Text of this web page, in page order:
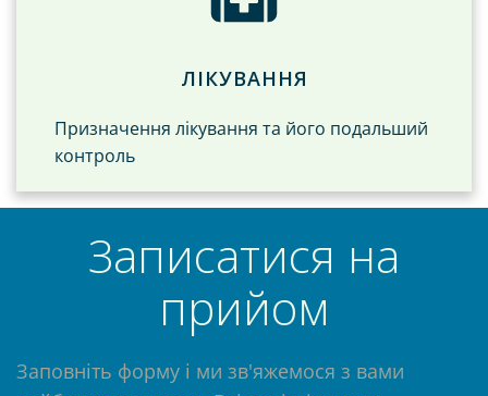
ЛІКУВАННЯ
Призначення лікування та його подальший
контроль
Записатися на
прийом
Заповніть форму і ми зв'яжемося з вами